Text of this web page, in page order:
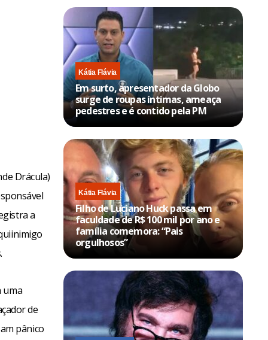
Drácula)
a
uma
de
pânico
Kátia Flávia
Em surto, apresentador da Globo
surge de roupas íntimas, ameaça
pedestres e é contido pela PM
Kátia Flávia
Filho de Luciano Huck passa em
faculdade de R$ 100 mil por ano e
família comemora: “Pais
orgulhosos”